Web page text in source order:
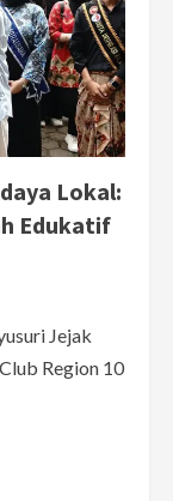
Lokal:
Edukatif
Jejak
Region 10